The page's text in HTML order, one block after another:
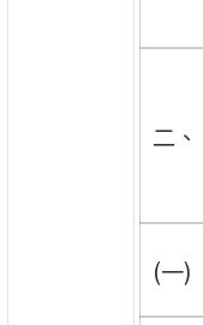
二、
(一)